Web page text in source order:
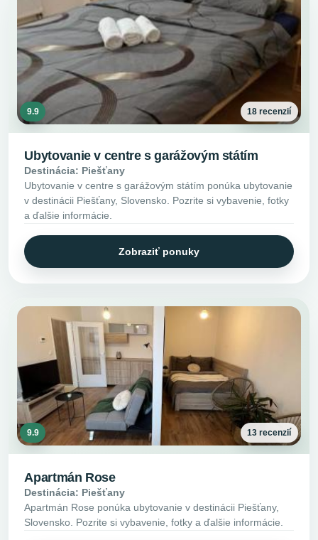
9.9 18 recenzií
Ubytovanie v centre s garážovým státím
Destinácia: Piešťany
Ubytovanie v centre s garážovým státím ponúka ubytovanie
v destinácii Piešťany, Slovensko. Pozrite si vybavenie, fotky
a ďalšie informácie.
Zobraziť ponuky
9.9 13 recenzií
Apartmán Rose
Destinácia: Piešťany
Apartmán Rose ponúka ubytovanie v destinácii Piešťany,
Slovensko. Pozrite si vybavenie, fotky a ďalšie informácie.